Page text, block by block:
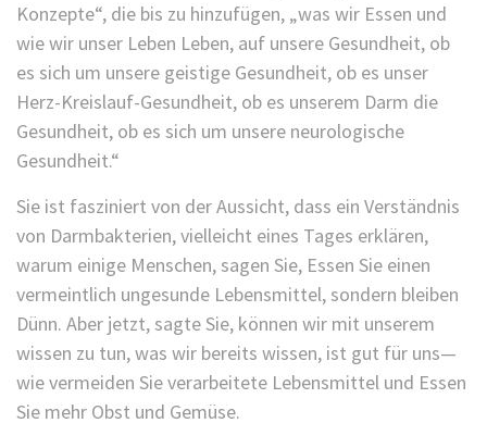
Konzepte“, die bis zu hinzufügen, „was wir Essen und
wie wir unser Leben Leben, auf unsere Gesundheit, ob
es sich um unsere geistige Gesundheit, ob es unser
Herz-Kreislauf-Gesundheit, ob es unserem Darm die
Gesundheit, ob es sich um unsere neurologische
Gesundheit.“
Sie ist fasziniert von der Aussicht, dass ein Verständnis
von Darmbakterien, vielleicht eines Tages erklären,
warum einige Menschen, sagen Sie, Essen Sie einen
vermeintlich ungesunde Lebensmittel, sondern bleiben
Dünn. Aber jetzt, sagte Sie, können wir mit unserem
wissen zu tun, was wir bereits wissen, ist gut für uns—
wie vermeiden Sie verarbeitete Lebensmittel und Essen
Sie mehr Obst und Gemüse.